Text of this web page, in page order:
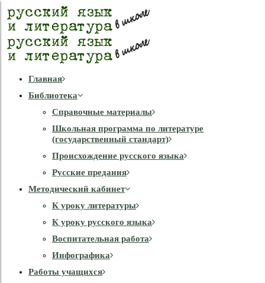
Главная
Библиотека
Справочные материалы
Школьная программа по литературе
(государственный стандарт)
Происхождение русского языка
Русские предания
Методический кабинет
К уроку литературы
К уроку русского языка
Воспитательная работа
Инфографика
Работы учащихся